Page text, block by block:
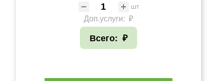
шт
Доп.услуги: ₽
Всего: ₽